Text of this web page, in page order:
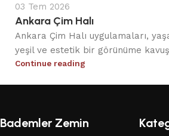
03 Tem 2026
Ankara Çim Halı
Ankara Çim Halı uygulamaları,
yeşil ve estetik bir görünüme
Continue reading
Bademler Zemin